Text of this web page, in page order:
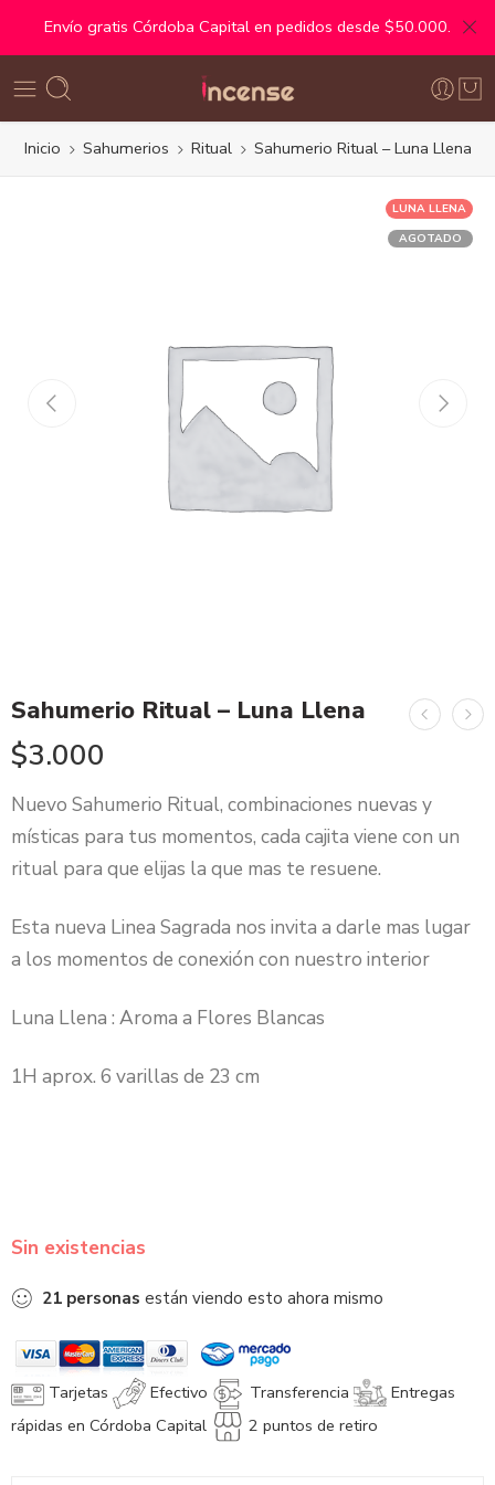
Envío gratis Córdoba Capital en pedidos desde $50.000.
Inicio Sahumerios Ritual Sahumerio Ritual – Luna Llena
LUNA LLENA
AGOTADO
Sahumerio Ritual – Luna Llena
$3.000
Nuevo Sahumerio Ritual, combinaciones nuevas y
místicas para tus momentos, cada cajita viene con un
ritual para que elijas la que mas te resuene.
Esta nueva Linea Sagrada nos invita a darle mas lugar
a los momentos de conexión con nuestro interior
Luna Llena : Aroma a Flores Blancas
1H aprox. 6 varillas de 23 cm
Sin existencias
21 personas están viendo esto ahora mismo
Tarjetas Efectivo Transferencia
Entregas
rápidas en Córdoba Capital
2 puntos de retiro